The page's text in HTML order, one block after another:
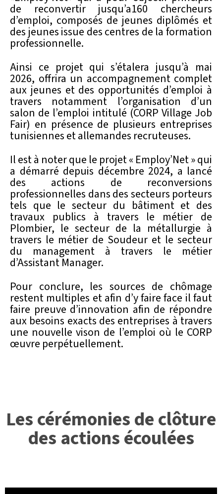
de reconvertir jusqu’a160 chercheurs
d’emploi, composés de jeunes diplômés et
des jeunes issue des centres de la formation
professionnelle.
Ainsi ce projet qui s’étalera jusqu’à mai
2026, offrira un accompagnement complet
aux jeunes et des opportunités d’emploi à
travers notamment l’organisation d’un
salon de l’emploi intitulé (CORP Village Job
Fair) en présence de plusieurs entreprises
tunisiennes et allemandes recruteuses.
Il est à noter que le projet « Employ’Net » qui
a démarré depuis décembre 2024, a lancé
des actions de reconversions
professionnelles dans des secteurs porteurs
tels que le secteur du bâtiment et des
travaux publics à travers le métier de
Plombier, le secteur de la métallurgie à
travers le métier de Soudeur et le secteur
du management à travers le métier
d’Assistant Manager.
Pour conclure, les sources de chômage
restent multiples et afin d’y faire face il faut
faire preuve d’innovation afin de répondre
aux besoins exacts des entreprises à travers
une nouvelle vison de l’emploi où le CORP
œuvre perpétuellement.
Les cérémonies de clôture
des actions écoulées